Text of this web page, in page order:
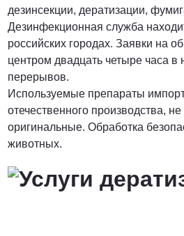
дезинсекции, дератизации,
Дезинфекционная служба
российских городах. Заявки на
центром двадцать четыре часа в
перерывов.
Используемые препараты
отечественного производства,
оригинальные. Обработка
животных.